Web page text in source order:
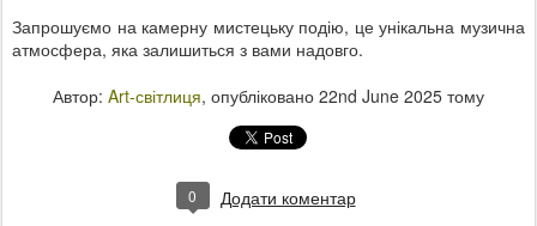
Запрошуємо на камерну мистецьку подію, це унікальна музична
атмосфера, яка залишиться з вами надовго.
Автор: Art-світлиця, опубліковано 22nd June 2025 тому
0 Додати коментар